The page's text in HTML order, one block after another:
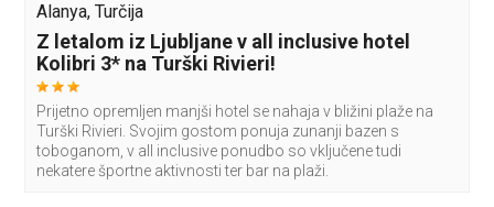
Alanya, Turčija
Z letalom iz Ljubljane v all inclusive hotel
Kolibri 3* na Turški Rivieri!
Prijetno opremljen manjši hotel se nahaja v bližini plaže na
Turški Rivieri. Svojim gostom ponuja zunanji bazen s
toboganom, v all inclusive ponudbo so vključene tudi
nekatere športne aktivnosti ter bar na plaži.